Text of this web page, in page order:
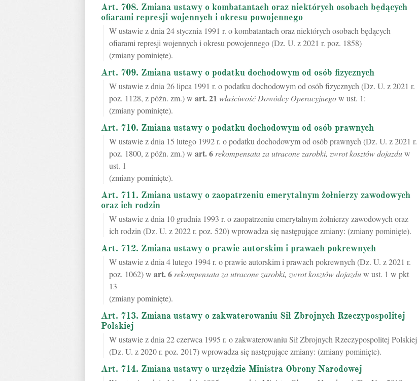
Art. 708. Zmiana ustawy o kombatantach oraz niektórych osobach będących
ofiarami represji wojennych i okresu powojennego
W ustawie z dnia 24 stycznia 1991 r. o kombatantach oraz niektórych osobach będących
ofiarami represji wojennych i okresu powojennego (Dz. U. z 2021 r. poz. 1858)
(zmiany pominięte).
Art. 709. Zmiana ustawy o podatku dochodowym od osób fizycznych
W ustawie z dnia 26 lipca 1991 r. o podatku dochodowym od osób fizycznych (Dz. U. z 2021 r.
poz. 1128, z późn. zm.) w art.21 właściwość Dowódcy Operacyjnegow ust. 1:
(zmiany pominięte).
Art. 710. Zmiana ustawy o podatku dochodowym od osób prawnych
W ustawie z dnia 15 lutego 1992 r. o podatku dochodowym od osób prawnych (Dz. U. z 2021 r.
poz. 1800, z późn. zm.) w art.6 rekompensata za utracone zarobki, zwrot kosztów dojazduw
ust. 1
(zmiany pominięte).
Art. 711. Zmiana ustawy o zaopatrzeniu emerytalnym żołnierzy zawodowych
oraz ich rodzin
W ustawie z dnia 10 grudnia 1993 r. o zaopatrzeniu emerytalnym żołnierzy zawodowych oraz
ich rodzin (Dz. U. z 2022 r. poz. 520) wprowadza się następujące zmiany: (zmiany pominięte).
Art. 712. Zmiana ustawy o prawie autorskim i prawach pokrewnych
W ustawie z dnia 4 lutego 1994 r. o prawie autorskim i prawach pokrewnych (Dz. U. z 2021 r.
poz. 1062) w art.6 rekompensata za utracone zarobki, zwrot kosztów dojazduw ust. 1 w pkt
13
(zmiany pominięte).
Art. 713. Zmiana ustawy o zakwaterowaniu Sił Zbrojnych Rzeczypospolitej
Polskiej
W ustawie z dnia 22 czerwca 1995 r. o zakwaterowaniu Sił Zbrojnych Rzeczypospolitej Polskiej
(Dz. U. z 2020 r. poz. 2017) wprowadza się następujące zmiany: (zmiany pominięte).
Art. 714. Zmiana ustawy o urzędzie Ministra Obrony Narodowej